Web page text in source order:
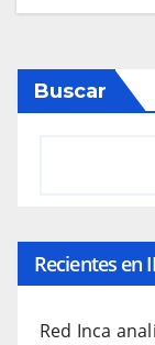
Buscar
Recientes en
Red Inca